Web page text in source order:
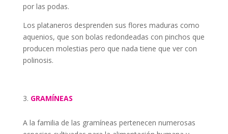
por las podas.
Los plataneros desprenden sus flores maduras como
aquenios, que son bolas redondeadas con pinchos que
producen molestias pero que nada tiene que ver con
polinosis.
GRAMÍNEAS
A la familia de las gramíneas pertenecen numerosas